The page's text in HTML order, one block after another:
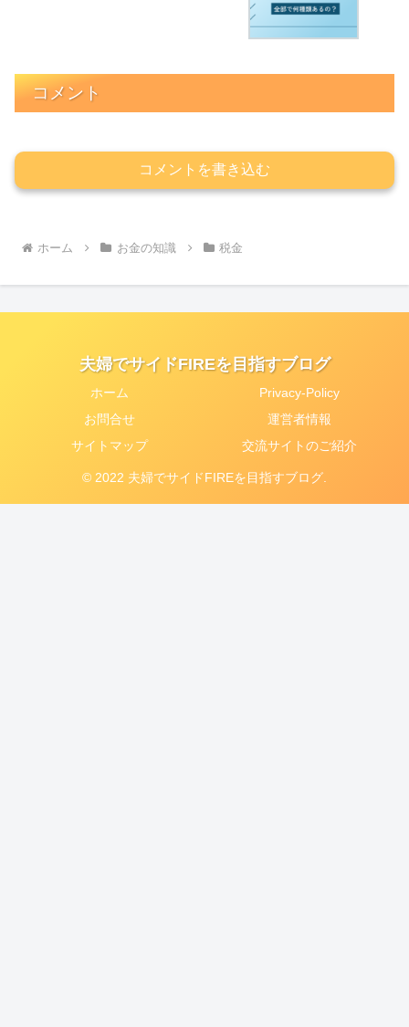
コメント
コメントを書き込む
ホーム お金の知識 税金
夫婦でサイドFIREを目指すブログ
ホーム
Privacy-Policy
お問合せ
運営者情報
サイトマップ
交流サイトのご紹介
© 2022 夫婦でサイドFIREを目指すブログ.